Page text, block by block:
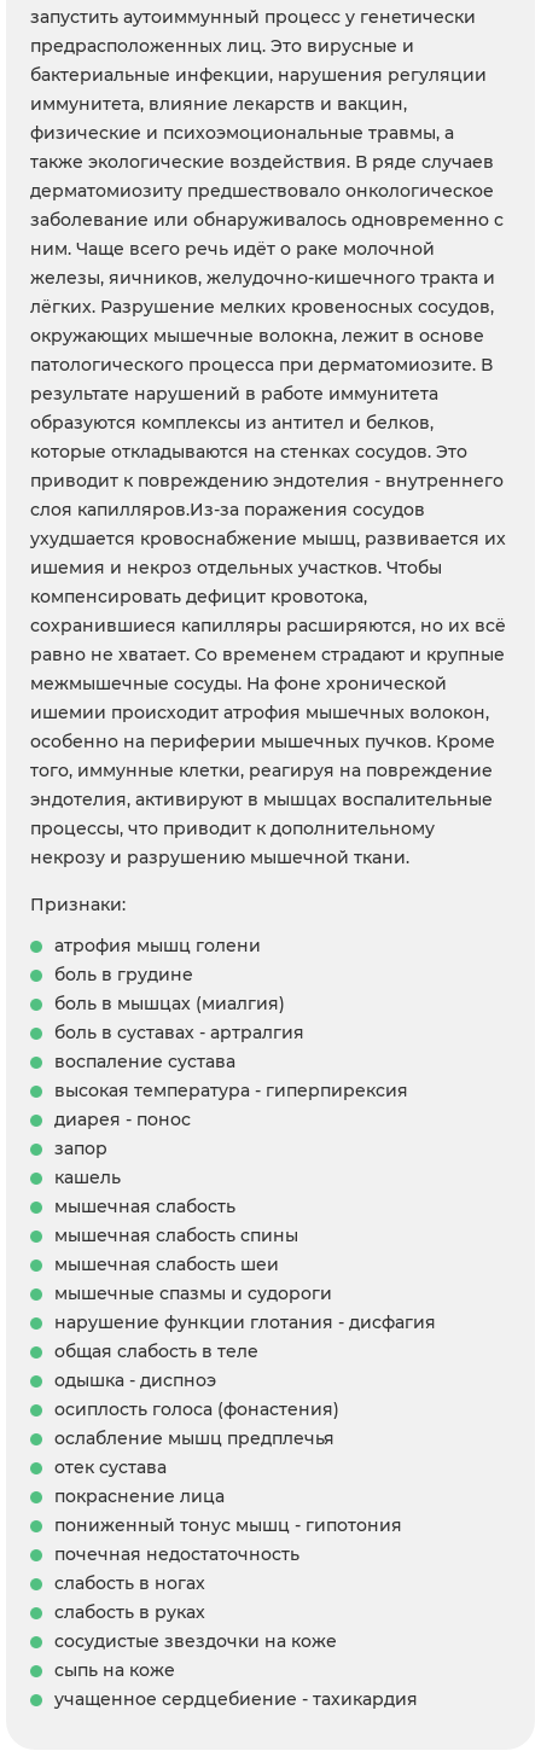
запустить аутоиммунный процесс у генетически
предрасположенных лиц. Это вирусные и
бактериальные инфекции, нарушения регуляции
иммунитета, влияние лекарств и вакцин,
физические и психоэмоциональные травмы, а
также экологические воздействия. В ряде случаев
дерматомиозиту предшествовало онкологическое
заболевание или обнаруживалось одновременно с
ним. Чаще всего речь идёт о раке молочной
железы, яичников, желудочно-кишечного тракта и
лёгких. Разрушение мелких кровеносных сосудов,
окружающих мышечные волокна, лежит в основе
патологического процесса при дерматомиозите. В
результате нарушений в работе иммунитета
образуются комплексы из антител и белков,
которые откладываются на стенках сосудов. Это
приводит к повреждению эндотелия - внутреннего
слоя капилляров.Из-за поражения сосудов
ухудшается кровоснабжение мышц, развивается их
ишемия и некроз отдельных участков. Чтобы
компенсировать дефицит кровотока,
сохранившиеся капилляры расширяются, но их всё
равно не хватает. Со временем страдают и крупные
межмышечные сосуды. На фоне хронической
ишемии происходит атрофия мышечных волокон,
особенно на периферии мышечных пучков. Кроме
того, иммунные клетки, реагируя на повреждение
эндотелия, активируют в мышцах воспалительные
процессы, что приводит к дополнительному
некрозу и разрушению мышечной ткани.
Признаки:
атрофия мышц голени
боль в грудине
боль в мышцах (миалгия)
боль в суставах - артралгия
воспаление сустава
высокая температура - гиперпирексия
диарея - понос
запор
кашель
мышечная слабость
мышечная слабость спины
мышечная слабость шеи
мышечные спазмы и судороги
нарушение функции глотания - дисфагия
общая слабость в теле
одышка - диспноэ
осиплость голоса (фонастения)
ослабление мышц предплечья
отек сустава
покраснение лица
пониженный тонус мышц - гипотония
почечная недостаточность
слабость в ногах
слабость в руках
сосудистые звездочки на коже
сыпь на коже
учащенное сердцебиение - тахикардия